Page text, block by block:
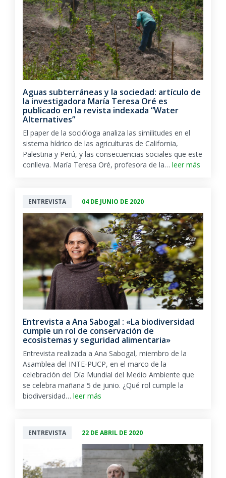
Aguas subterráneas y la sociedad: artículo de
la investigadora María Teresa Oré es
publicado en la revista indexada “Water
Alternatives”
El paper de la socióloga analiza las similitudes en el
sistema hídrico de las agriculturas de California,
Palestina y Perú, y las consecuencias sociales que este
conlleva. María Teresa Oré, profesora de la… leer más
ENTREVISTA 04 DE JUNIO DE 2020
Entrevista a Ana Sabogal : «La biodiversidad
cumple un rol de conservación de
ecosistemas y seguridad alimentaria»
Entrevista realizada a Ana Sabogal, miembro de la
Asamblea del INTE-PUCP, en el marco de la
celebración del Día Mundial del Medio Ambiente que
se celebra mañana 5 de junio. ¿Qué rol cumple la
biodiversidad… leer más
ENTREVISTA 22 DE ABRIL DE 2020